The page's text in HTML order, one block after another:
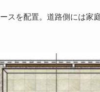
スを配置。道路側には家